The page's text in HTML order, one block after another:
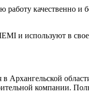
качественно и
и используют в
в Архангельской
компании.